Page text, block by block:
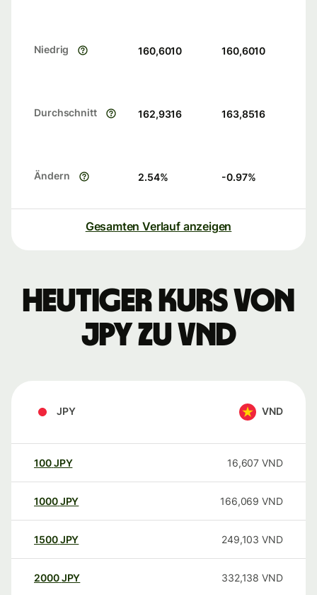
Niedrig 160,6010 160,6010
Durchschnitt 162,9316 163,8516
Ändern 2.54% -0.97%
Gesamten Verlauf anzeigen
Heutiger Kurs von
JPY zu VND
JPY VND
100JPY 16,607 VND
1000JPY 166,069 VND
1500JPY 249,103 VND
2000JPY 332,138 VND